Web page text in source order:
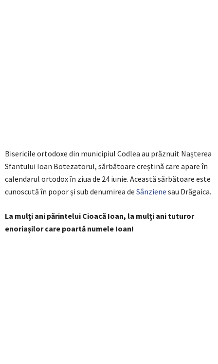
Bisericile ortodoxe din municipiul Codlea au prăznuit Nașterea
Sfantului Ioan Botezatorul, sărbătoare creștină care apare în
calendarul ortodox în ziua de 24 iunie. Această sărbătoare este
cunoscută în popor și sub denumirea de Sânziene sau Drăgaica.
La mulți ani părintelui Cioacă Ioan, la mulți ani tuturor
enoriașilor care poartă numele Ioan!